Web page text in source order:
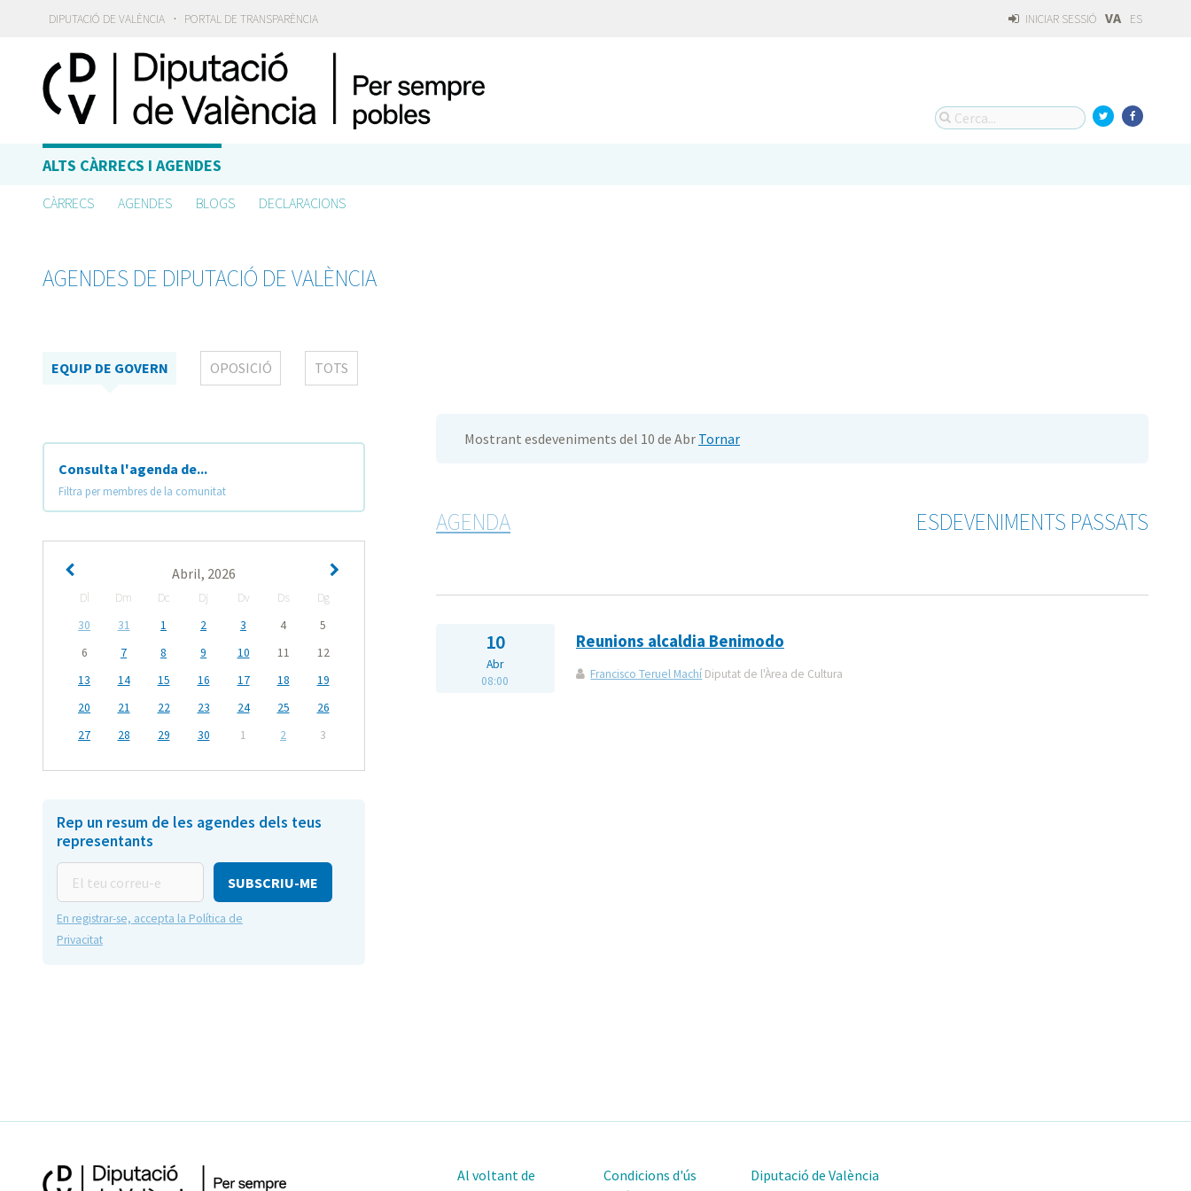
DIPUTACIÓ DE VALÈNCIA · PORTAL DE TRANSPARÈNCIA INICIAR SESSIÓ VA ES
ALTS CÀRRECS I AGENDES
CÀRRECS AGENDES BLOGS DECLARACIONS
AGENDES DE DIPUTACIÓ DE VALÈNCIA
EQUIP DE GOVERN OPOSICIÓ TOTS
Consulta l'agenda de...
Filtra per membres de la comunitat
Abril, 2026
Dl Dm Dc Dj Dv Ds
Dg
30
31 1 2 3 4
5
6
7 8 9 10 11
12
13
14 15 16 17 18
19
20
21 22 23 24 25
26
27
28 29 30 1 2 3
Rep un resum de les agendes dels teus
representants
teu
correu-
e
En registrar-se, accepta la Política de
Privacitat
Mostrant esdeveniments del 10 de Abr Tornar
AGENDA ESDEVENIMENTS PASSATS
10
Abr
08:00
Reunions alcaldia Benimodo
Francisco Teruel Machí Diputat de l'Àrea de Cultura
Al voltant de
Condicions d'ús
Diputació de València